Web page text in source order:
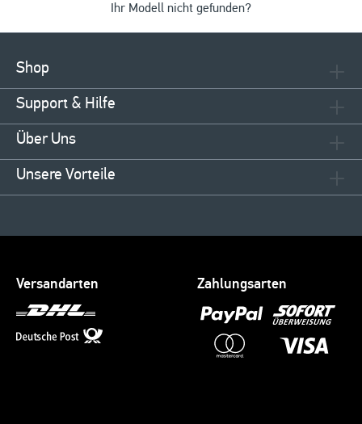
Ihr Modell nicht gefunden?
Shop
Support & Hilfe
Über Uns
Unsere Vorteile
Versandarten Zahlungsarten